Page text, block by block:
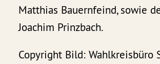
Matthias Bauernfeind, sowie
Joachim Prinzbach.
Copyright Bild: Wahlkreisbüro